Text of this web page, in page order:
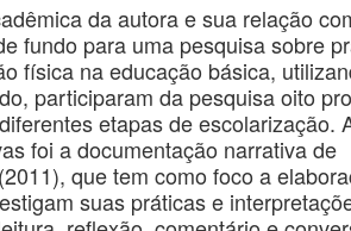
da autora e sua relação
fundo para uma pesquisa sobre
física na educação básica,
participaram da pesquisa oito
etapas de escolarização.
foi a documentação narrativa de
que tem como foco a
suas práticas e